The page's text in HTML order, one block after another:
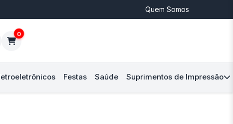
Quem Somos
0
Festas Saúde Suprimentos de Impressão